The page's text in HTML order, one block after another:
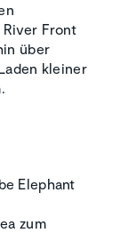
Front
über
kleiner
Elephant
zum